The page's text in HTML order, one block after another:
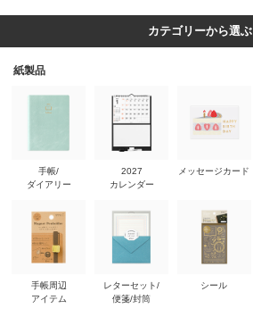
カテゴリーから選ぶ
紙製品
手帳/
ダイアリー
手帳周辺
アイテム
2027
カレンダー
レターセット/
便箋/封筒
メッセージカード
シール